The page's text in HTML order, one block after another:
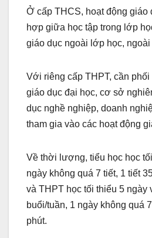
Ở cấp THCS, hoạt động giáo
hợp giữa học tập trong lớp
giáo dục ngoài lớp học,
Với riêng cấp THPT, cần
giáo dục đại học, cơ sở
dục nghề nghiệp, doanh
tham gia vào các hoạt động
Về thời lượng, tiểu học học
ngày không quá 7 tiết, 1 tiết
và THPT học tối thiểu 5 ngày
buổi/tuần, 1 ngày không quá
phút.